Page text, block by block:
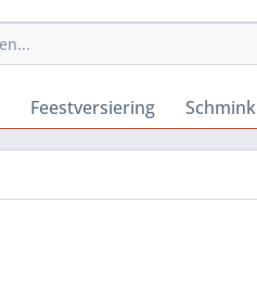
Feestversiering Schmink